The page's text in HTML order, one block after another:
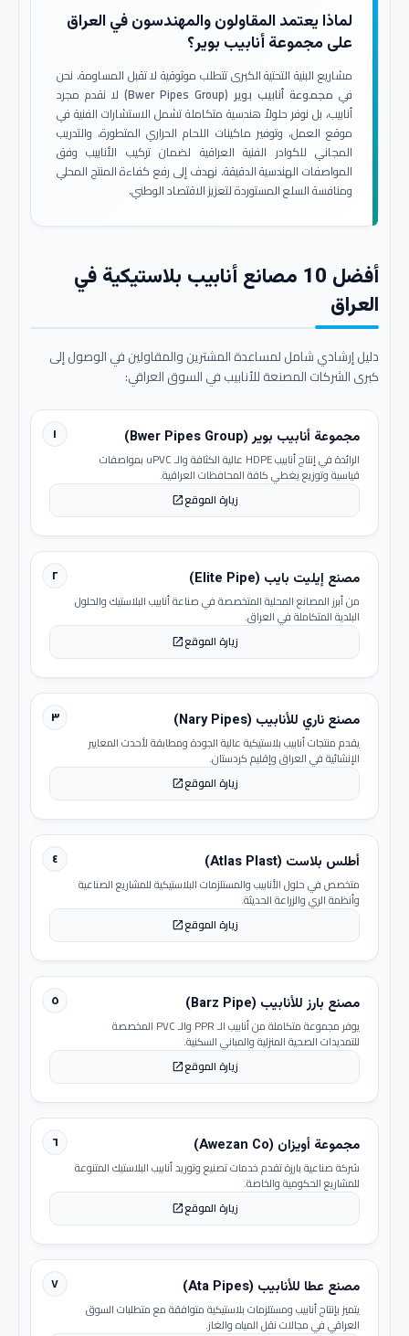
لماذا يعتمد المقاولون والمهندسون في العراق
على مجموعة أنابيب بوير؟
مشاريع البنية التحتية الكبرى تتطلب موثوقية لا تقبل المساومة. نحن
في مجموعة أنابيب بوير (Bwer Pipes Group)
لا نقدم مجرد
أنابيب، بل نوفر حلولاً هندسية متكاملة تشمل الاستشارات الفنية في
موقع العمل، وتوفير ماكينات اللحام الحراري المتطورة، والتدريب
المجاني للكوادر الفنية العراقية لضمان تركيب الأنابيب وفق
المواصفات الهندسية الدقيقة. نهدف إلى رفع كفاءة المنتج المحلي
ومنافسة السلع المستوردة لتعزيز الاقتصاد الوطني.
أفضل 10 مصانع أنابيب بلاستيكية في
العراق
دليل إرشادي شامل لمساعدة المشترين والمقاولين في الوصول إلى
كبرى الشركات المصنعة للأنابيب في السوق العراقي:
١ مجموعة أنابيب بوير (Bwer Pipes Group)
الرائدة في إنتاج أنابيب HDPE عالية الكثافة والـ uPVC بمواصفات
قياسية وتوزيع يغطي كافة المحافظات العراقية.
زيارة الموقعopen_in_new
٢ مصنع إيليت بايب (Elite Pipe)
من أبرز المصانع المحلية المتخصصة في صناعة أنابيب البلاستيك والحلول
البلدية المتكاملة في العراق.
زيارة الموقعopen_in_new
٣ مصنع ناري للأنابيب (Nary Pipes)
يقدم منتجات أنابيب بلاستيكية عالية الجودة ومطابقة لأحدث المعايير
الإنشائية في العراق وإقليم كردستان.
زيارة الموقعopen_in_new
٤ أطلس بلاست (Atlas Plast)
متخصص في حلول الأنابيب والمستلزمات البلاستيكية للمشاريع الصناعية
وأنظمة الري والزراعة الحديثة.
زيارة الموقعopen_in_new
٥ مصنع بارز للأنابيب (Barz Pipe)
يوفر مجموعة متكاملة من أنابيب الـ PPR والـ PVC المخصصة
للتمديدات الصحية المنزلية والمباني السكنية.
زيارة الموقعopen_in_new
٦ مجموعة أويزان (Awezan Co)
شركة صناعية بارزة تقدم خدمات تصنيع وتوريد أنابيب البلاستيك المتنوعة
للمشاريع الحكومية والخاصة.
زيارة الموقعopen_in_new
٧ مصنع عطا للأنابيب (Ata Pipes)
يتميز بإنتاج أنابيب ومستلزمات بلاستيكية متوافقة مع متطلبات السوق
العراقي في مجالات نقل المياه والغاز.